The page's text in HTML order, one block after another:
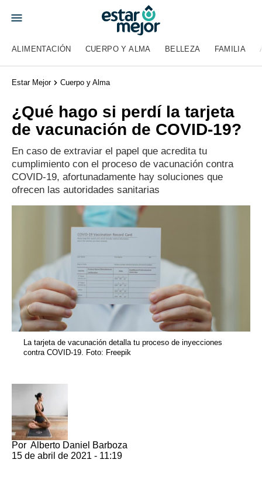
ALIMENTACIÓN CUERPO Y ALMA BELLEZA FAMILIA
Estar Mejor Cuerpo y Alma
¿Qué hago si perdí la tarjeta
de vacunación de COVID-19?
En caso de extraviar el papel que acredita tu
cumplimiento con el proceso de vacunación contra
COVID-19, afortunadamente hay soluciones que
ofrecen las autoridades sanitarias
La tarjeta de vacunación detalla tu proceso de inyecciones
contra COVID-19. Foto: Freepik
Por Alberto Daniel Barboza
15 de abril de 2021 - 11:19